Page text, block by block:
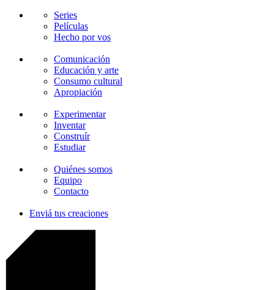
Series
Películas
Hecho por vos
Comunicación
Educación y arte
Consumo cultural
Apropiación
Experimentar
Inventar
Construír
Estudiar
Quiénes somos
Equipo
Contacto
Enviá tus creaciones